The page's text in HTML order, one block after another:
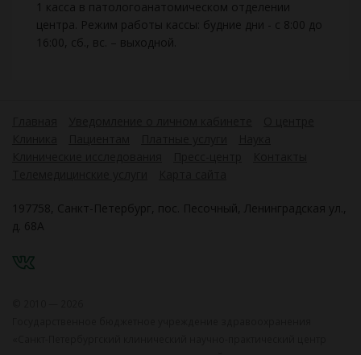
1 касса в патологоанатомическом отделении
центра. Режим работы кассы: будние дни - с 8:00 до
16:00, сб., вс. – выходной.
197758, Санкт-Петербург, пос. Песочный, Ленинградская ул.,
д. 68А